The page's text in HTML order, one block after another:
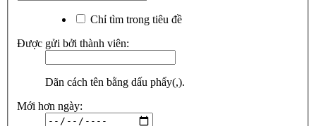
Chỉ tìm trong tiêu đề
Được gửi bởi thành viên:
Dãn cách tên bằng dấu phẩy(,).
Mới hơn ngày: